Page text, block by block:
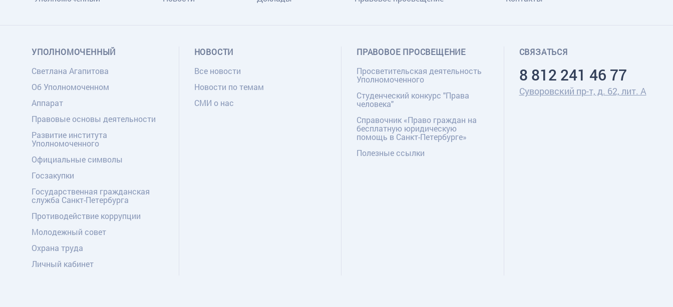
СВЯЗАТЬСЯ
8 812 241 46 77
Суворовский пр-т, д. 62, лит. А
УПОЛНОМОЧЕННЫЙ
Светлана Агапитова
Об Уполномоченном
Аппарат
Правовые основы деятельности
Развитие института
Уполномоченного
Официальные символы
Госзакупки
Государственная гражданская
служба Санкт-Петербурга
Противодействие коррупции
Молодежный совет
Охрана труда
Личный кабинет
НОВОСТИ
Все новости
Новости по темам
СМИ о нас
ПРАВОВОЕ ПРОСВЕЩЕНИЕ
Просветительская деятельность
Уполномоченного
Студенческий конкурс "Права
человека"
Справочник «Право граждан на
бесплатную юридическую
помощь в Санкт-Петербурге»
Полезные ссылки